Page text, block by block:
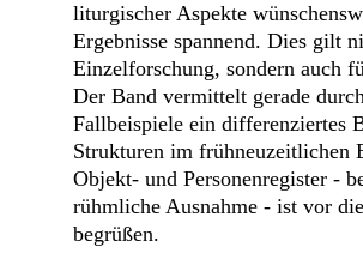
liturgischer Aspekte
Ergebnisse spannend. Dies gilt
Einzelforschung, sondern auch
Der Band vermittelt gerade
Fallbeispiele ein differenziertes
Strukturen im frühneuzeitlichen
Objekt- und Personenregister -
rühmliche Ausnahme - ist vor
begrüßen.